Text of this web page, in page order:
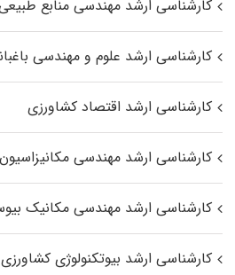
کارشناسی ارشد مهندسی منابع طبیعی
کارشناسی ارشد علوم و مهندسی
کارشناسی ارشد اقتصاد کشاورزی
کارشناسی ارشد مهندسی
کارشناسی ارشد مهندسی مکانیک
کارشناسی ارشد بیوتکنولوژی کشاورزی